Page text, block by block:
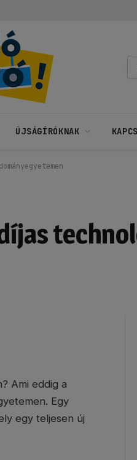
ÚJSÁGÍRÓKNAK
Ami eddig a
Egy
egy teljesen új